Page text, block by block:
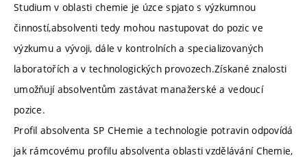
Studium v oblasti chemie je úzce spjato s výzkumnou
činností,absolventi tedy mohou nastupovat do pozic ve
výzkumu a vývoji, dále v kontrolních a specializovaných
laboratořích a v technologických provozech.Získané znalosti
umožňují absolventům zastávat manažerské a vedoucí
pozice.
Profil absolventa SP CHemie a technologie potravin odpovídá
jak rámcovému profilu absolventa oblasti vzdělávání Chemie,